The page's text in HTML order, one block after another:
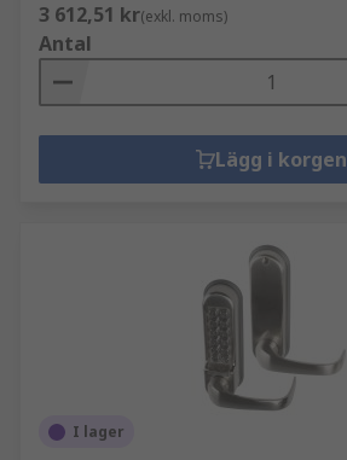
3 612,51 kr(exkl. moms)
Antal
Lägg i korgen
I lager